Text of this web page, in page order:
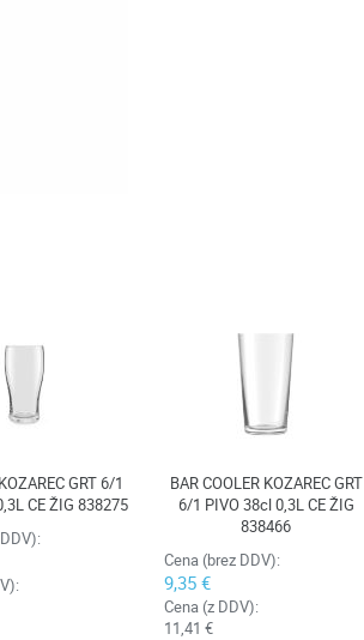
GRT 6/1
CE ŽIG 838275
BAR COOLER KOZAREC GRT
6/1 PIVO 38cl 0,3L CE ŽIG
838466
Cena (brez DDV):
9,35 €
Cena (z DDV):
11,41 €